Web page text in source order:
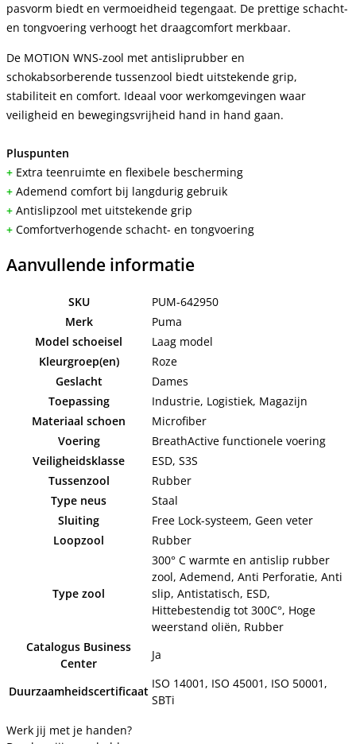
pasvorm biedt en vermoeidheid tegengaat. De prettige schacht-
en tongvoering verhoogt het draagcomfort merkbaar.
De MOTION WNS-zool met antisliprubber en
schokabsorberende tussenzool biedt uitstekende grip,
stabiliteit en comfort. Ideaal voor werkomgevingen waar
veiligheid en bewegingsvrijheid hand in hand gaan.
Pluspunten
+ Extra teenruimte en flexibele bescherming
+ Ademend comfort bij langdurig gebruik
+ Antislipzool met uitstekende grip
+ Comfortverhogende schacht- en tongvoering
Aanvullende informatie
SKU
PUM-642950
Merk
Puma
Model schoeisel
Laag model
Kleurgroep(en)
Roze
Geslacht
Dames
Toepassing
Industrie, Logistiek, Magazijn
Materiaal schoen
Microfiber
Voering
BreathActive functionele voering
Veiligheidsklasse
ESD, S3S
Tussenzool
Rubber
Type neus
Staal
Sluiting
Free Lock-systeem, Geen veter
Loopzool
Rubber
Type zool
300° C warmte en antislip rubber
zool, Ademend, Anti Perforatie, Anti
slip, Antistatisch, ESD,
Hittebestendig tot 300C°, Hoge
weerstand oliën, Rubber
Catalogus Business
Center
Ja
Duurzaamheidscertificaat
ISO 14001, ISO 45001, ISO 50001,
SBTi
Werk jij met je handen?